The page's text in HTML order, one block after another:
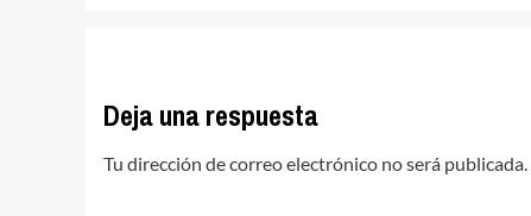
Deja una respuesta
Tu dirección de correo electrónico no será publicada.